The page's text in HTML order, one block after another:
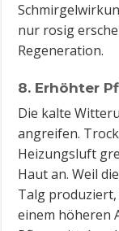
nur rosig
Regeneration.
8. Erhöhter
Die kalte
angreifen.
Heizungsluft
Haut an. Weil
Talg
einem höheren